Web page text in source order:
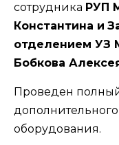
сотрудника РУП
Константина и
отделением УЗ
Бобкова
Проведен
оборудования.